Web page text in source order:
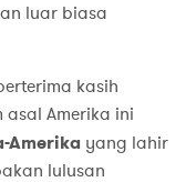
luar biasa
kasih
asal Amerika ini
Amerika yang lahir
lulusan